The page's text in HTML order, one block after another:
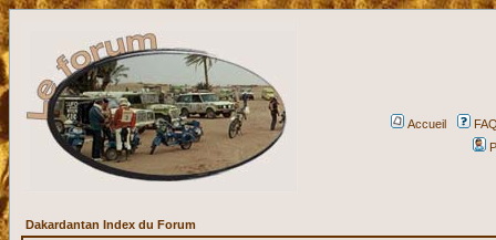
Accueil
Dakardantan Index du Forum